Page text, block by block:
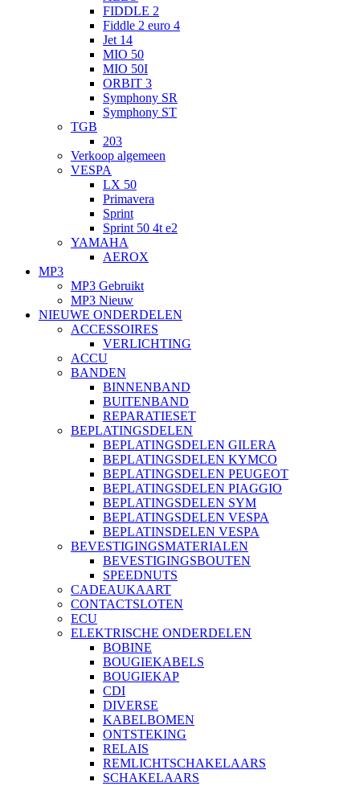
FIDDLE 2
Fiddle 2 euro 4
Jet 14
MIO 50
MIO 50I
ORBIT 3
Symphony SR
Symphony ST
TGB
203
Verkoop algemeen
VESPA
LX 50
Primavera
Sprint
Sprint 50 4t e2
YAMAHA
AEROX
MP3
MP3 Gebruikt
MP3 Nieuw
NIEUWE ONDERDELEN
ACCESSOIRES
VERLICHTING
ACCU
BANDEN
BINNENBAND
BUITENBAND
REPARATIESET
BEPLATINGSDELEN
BEPLATINGSDELEN GILERA
BEPLATINGSDELEN KYMCO
BEPLATINGSDELEN PEUGEOT
BEPLATINGSDELEN PIAGGIO
BEPLATINGSDELEN SYM
BEPLATINGSDELEN VESPA
BEPLATINSDELEN VESPA
BEVESTIGINGSMATERIALEN
BEVESTIGINGSBOUTEN
SPEEDNUTS
CADEAUKAART
CONTACTSLOTEN
ECU
ELEKTRISCHE ONDERDELEN
BOBINE
BOUGIEKABELS
BOUGIEKAP
CDI
DIVERSE
KABELBOMEN
ONTSTEKING
RELAIS
REMLICHTSCHAKELAARS
SCHAKELAARS